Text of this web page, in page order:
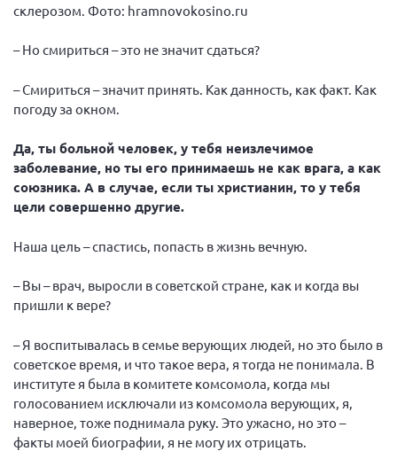
склерозом. Фото: hramnovokosino.ru
– Но смириться – это не значит сдаться?
– Смириться – значит принять. Как данность, как факт. Как
погоду за окном.
Да, ты больной человек, у тебя неизлечимое
заболевание, но ты его принимаешь не как врага, а как
союзника. А в случае, если ты христианин, то у тебя
цели совершенно другие.
Наша цель – спастись, попасть в жизнь вечную.
– Вы – врач, выросли в советской стране, как и когда вы
пришли к вере?
– Я воспитывалась в семье верующих людей, но это было в
советское время, и что такое вера, я тогда не понимала. В
институте я была в комитете комсомола, когда мы
голосованием исключали из комсомола верующих, я,
наверное, тоже поднимала руку. Это ужасно, но это –
факты моей биографии, я не могу их отрицать.